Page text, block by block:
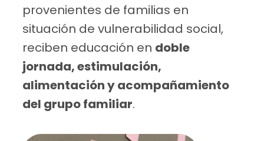
provenientes de familias en
situación de vulnerabilidad social,
reciben educación en doble
jornada, estimulación,
alimentación y acompañamiento
del grupo familiar.